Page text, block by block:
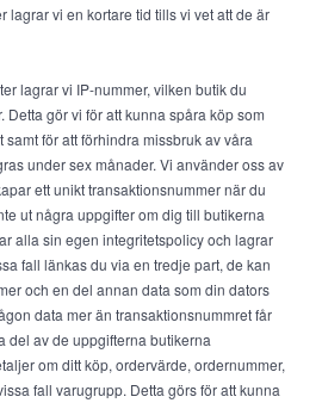
lagrar vi en kortare tid tills vi vet att de är
lagrar vi IP-nummer, vilken butik du
Detta gör vi för att kunna spåra köp som
för att förhindra missbruk av våra
under sex månader. Vi använder oss av
ett unikt transaktionsnummer när du
ut några uppgifter om dig till butikerna
alla sin egen integritetspolicy och lagrar
fall länkas du via en tredje part, de kan
och en del annan data som din dators
data mer än transaktionsnummret får
del av de uppgifterna butikerna
om ditt köp, ordervärde, ordernummer,
fall varugrupp. Detta görs för att kunna